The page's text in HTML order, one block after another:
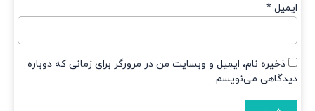
*
ذخیره نام، ایمیل و وبسایت من در مرورگر برای زمانی که دوباره
می‌نویسم.